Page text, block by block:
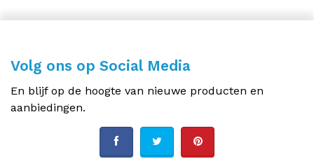
Volg ons op Social Media
En blijf op de hoogte van nieuwe producten en
aanbiedingen.